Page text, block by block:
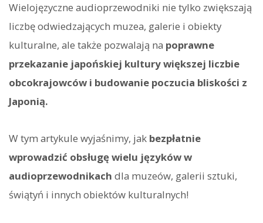
Wielojęzyczne audioprzewodniki nie tylko zwiększają
liczbę odwiedzających muzea, galerie i obiekty
kulturalne, ale także pozwalają na poprawne
przekazanie japońskiej kultury większej liczbie
obcokrajowców i budowanie poczucia bliskości z
Japonią.
W tym artykule wyjaśnimy, jak bezpłatnie
wprowadzić obsługę wielu języków w
audioprzewodnikach dla muzeów, galerii sztuki,
świątyń i innych obiektów kulturalnych!